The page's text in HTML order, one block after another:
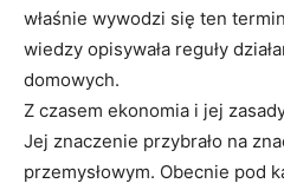
właśnie wywodzi się ten
wiedzy opisywała reguły
domowych.
Z czasem ekonomia i jej
Jej znaczenie przybrało na
przemysłowym. Obecnie pod